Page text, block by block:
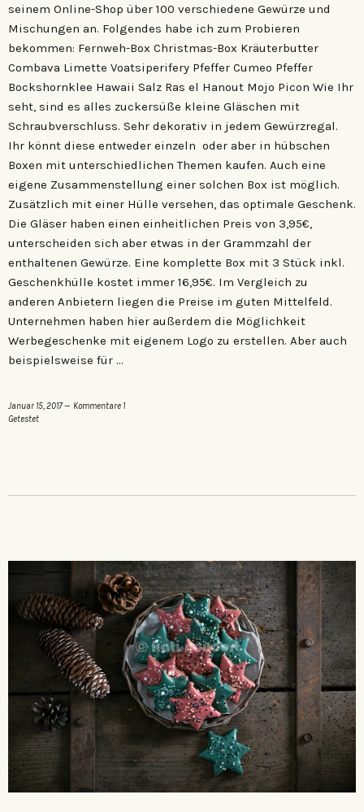
seinem Online-Shop über 100 verschiedene Gewürze und
Mischungen an. Folgendes habe ich zum Probieren
bekommen: Fernweh-Box Christmas-Box Kräuterbutter
Combava Limette Voatsiperifery Pfeffer Cumeo Pfeffer
Bockshornklee Hawaii Salz Ras el Hanout Mojo Picon Wie Ihr
seht, sind es alles zuckersüße kleine Gläschen mit
Schraubverschluss. Sehr dekorativ in jedem Gewürzregal.
Ihr könnt diese entweder einzeln oder aber in hübschen
Boxen mit unterschiedlichen Themen kaufen. Auch eine
eigene Zusammenstellung einer solchen Box ist möglich.
Zusätzlich mit einer Hülle versehen, das optimale Geschenk.
Die Gläser haben einen einheitlichen Preis von 3,95€,
unterscheiden sich aber etwas in der Grammzahl der
enthaltenen Gewürze. Eine komplette Box mit 3 Stück inkl.
Geschenkhülle kostet immer 16,95€. Im Vergleich zu
anderen Anbietern liegen die Preise im guten Mittelfeld.
Unternehmen haben hier außerdem die Möglichkeit
Werbegeschenke mit eigenem Logo zu erstellen. Aber auch
beispielsweise für …
Januar 15, 2017
Kommentare 1
Getestet